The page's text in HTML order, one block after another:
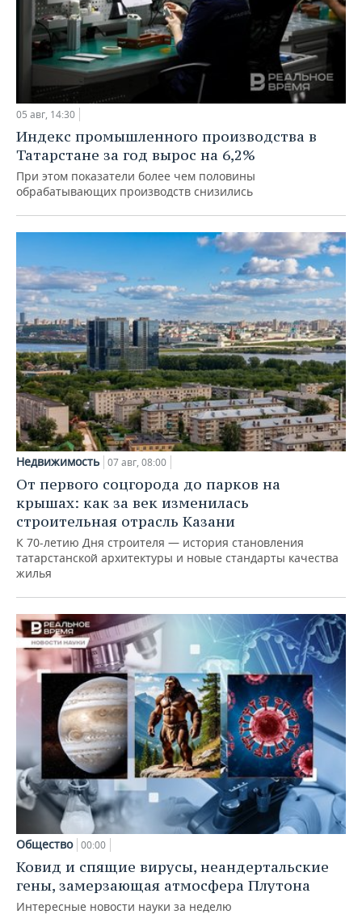
05 авг, 14:30
Индекс промышленного производства в
Татарстане за год вырос на 6,2%
При этом показатели более чем половины
обрабатывающих производств снизились
Недвижимость 07 авг, 08:00
От первого соцгорода до парков на
крышах: как за век изменилась
строительная отрасль Казани
К 70-летию Дня строителя — история становления
татарстанской архитектуры и новые стандарты качества
жилья
Общество 00:00
Ковид и спящие вирусы, неандертальские
гены, замерзающая атмосфера Плутона
Интересные новости науки за неделю